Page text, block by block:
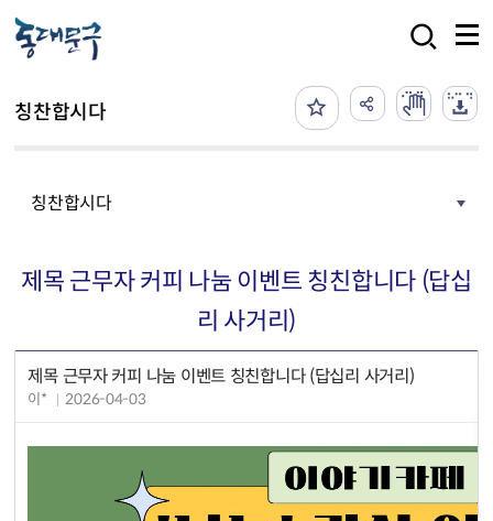
칭찬합시다
칭찬합시다
제목 근무자 커피 나눔 이벤트 칭친합니다 (답십
리 사거리)
제목 근무자 커피 나눔 이벤트 칭친합니다 (답십리 사거리)
이* 2026-04-03